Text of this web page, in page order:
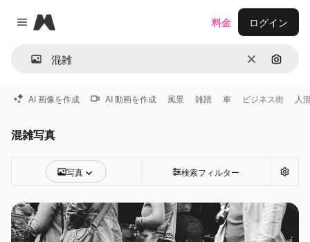
Close menu
Magnific
消去 画像で
料金 ログイン
AI 画像を作成 AI 動画を作成 風景 雑踏 車 ビジネス街 人
混雑写真
写真 検索フィルター